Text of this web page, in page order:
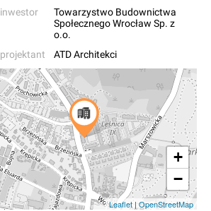
inwestor
Towarzystwo Budownictwa
Społecznego Wrocław Sp. z
o.o.
projektant
ATD Architekci
+
−
Leaflet | OpenStreetMap